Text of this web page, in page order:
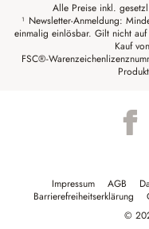
Alle Preise inkl.
¹ Newsletter-Anmeldung:
einmalig einlösbar. Gilt nicht
Kauf
FSC®-
Impressum AGB
Barrierefreiheitserklärung
©